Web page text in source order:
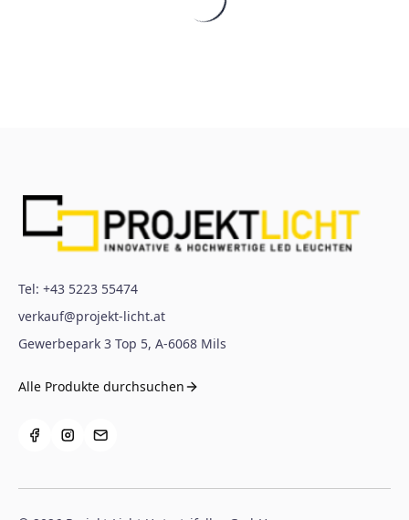
Tel: +43 5223 55474
verkauf@projekt-licht.at
Gewerbepark 3 Top 5, A-6068 Mils
Alle Produkte durchsuchen